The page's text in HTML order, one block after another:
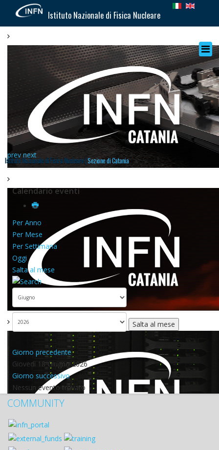
Istituto Nazionale di Fisica Nucleare
prev next
Istituto Nazionale di Fisica Nucleare |Sezione di Catania
Calendario eventi
Per Anno
Per Mese
Per Settimana
Oggi
Salta al mese
Salta al mese
Giorno precedente
Giovedì 18 Giugno 2026
Giorno successivo
Nessun evento trovato
COMMUNITY